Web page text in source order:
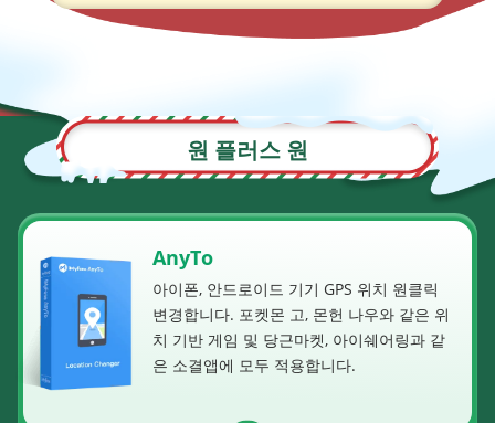
원 플러스 원
AnyTo
아이폰, 안드로이드 기기 GPS 위치 원클릭
변경합니다. 포켓몬 고, 몬헌 나우와 같은 위
치 기반 게임 및 당근마켓, 아이쉐어링과 같
은 소결앱에 모두 적용합니다.